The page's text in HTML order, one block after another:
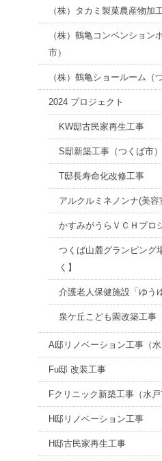
（株）タカミ製菓農産物加
（株）鶴亀コンベンション
市）
（株）鶴亀ショールーム（
2024 プロジェクト
KW邸古民家再生工事
S邸新築工事（つくば市）
T邸長寿命化改修工事
アルクルミネノンナ(美容
かすみがうらＶＣＨプロ
つくば山麓グランピング
く】
介護老人保健施設「ゆう
泉ケ丘こども園改築工事
A邸リノベーション工事（水
Fu邸 改装工事
Fクリニック新築工事（水戸
H邸リノベーション工事
H邸古民家再生工事